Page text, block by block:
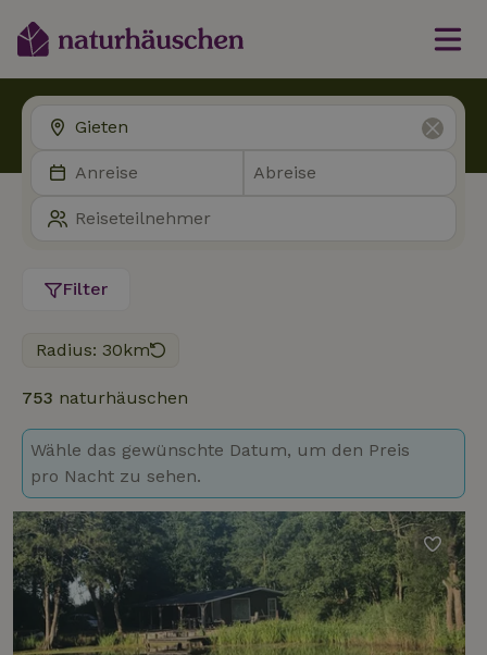
Filter
Radius: 30km
753 naturhäuschen
Wähle das gewünschte Datum, um den Preis
pro Nacht zu sehen.